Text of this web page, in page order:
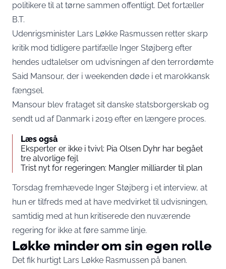
politikere til at tørne sammen offentligt. Det fortæller
B.T.
Udenrigsminister Lars Løkke Rasmussen retter skarp
kritik mod tidligere partifælle Inger Støjberg efter
hendes udtalelser om udvisningen af den terrordømte
Said Mansour, der i weekenden døde i et marokkansk
fængsel.
Mansour blev frataget sit danske statsborgerskab og
sendt ud af Danmark i 2019 efter en længere proces.
Læs også
Eksperter er ikke i tvivl: Pia Olsen Dyhr har begået
tre alvorlige fejl
Trist nyt for regeringen: Mangler milliarder til plan
Torsdag fremhævede Inger Støjberg i et interview, at
hun er tilfreds med at have medvirket til udvisningen,
samtidig med at hun kritiserede den nuværende
regering for ikke at føre samme linje.
Løkke minder om sin egen rolle
Det fik hurtigt Lars Løkke Rasmussen på banen.